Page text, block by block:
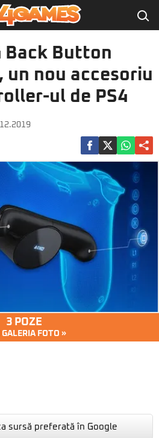
Back Button
nou accesoriu
ul de PS4
3 POZE
GALERIA FOTO »
sursă preferată în Google